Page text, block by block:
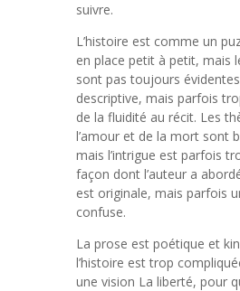
suivre.
L’histoire est comme un
en place petit à petit, mais
sont pas toujours
descriptive, mais parfois
de la fluidité au récit. Les
l’amour et de la mort sont
mais l’intrigue est parfois
façon dont l’auteur a
est originale, mais parfois
confuse.
La prose est poétique et
l’histoire est trop
une vision La liberté, pour